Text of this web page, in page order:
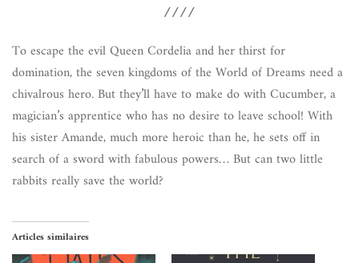
////
To escape the evil Queen Cordelia and her thirst for
domination, the seven kingdoms of the World of Dreams need a
chivalrous hero. But they’ll have to make do with Cucumber, a
magician’s apprentice who has no desire to leave school! With
his sister Amande, much more heroic than he, he sets off in
search of a sword with fabulous powers… But can two little
rabbits really save the world?
Articles similaires